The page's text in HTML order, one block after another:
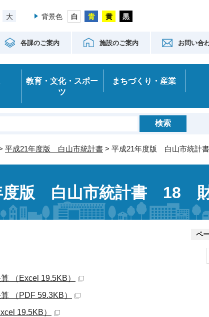
大 背景色
各課のご案内 施設のご案内 お問い合
教育・文化・スポー
ツ
まちづくり・産業
平成21年度版 白山市統計書 > 平成21年度版 白山市統
度版 白山市統計書 18
ペ
（Excel 19.5KB）
（PDF 59.3KB）
19.5KB）